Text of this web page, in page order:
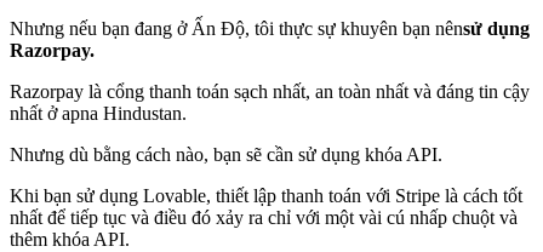
Nhưng nếu bạn đang ở Ấn Độ, tôi thực sự khuyên bạn nênsử dụng
Razorpay.
Razorpay là cổng thanh toán sạch nhất, an toàn nhất và đáng tin cậy
nhất ở apna Hindustan.
Nhưng dù bằng cách nào, bạn sẽ cần sử dụng khóa API.
Khi bạn sử dụng Lovable, thiết lập thanh toán với Stripe là cách tốt
nhất để tiếp tục và điều đó xảy ra chỉ với một vài cú nhấp chuột và
thêm khóa API.